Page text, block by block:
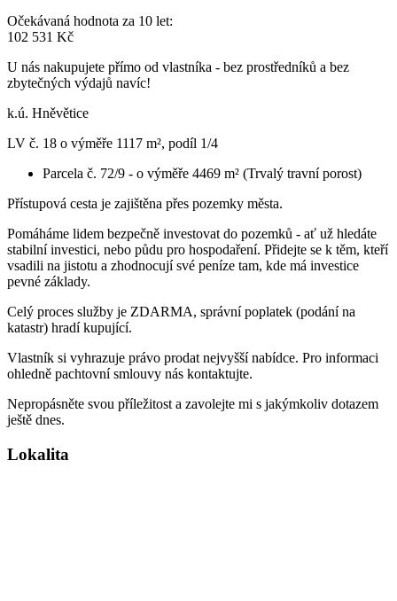
Očekávaná hodnota za 10 let:
102 531 Kč
U nás nakupujete přímo od vlastníka - bez prostředníků a bez
zbytečných výdajů navíc!
k.ú. Hněvětice
LV č. 18 o výměře 1117 m², podíl 1/4
Parcela č. 72/9 - o výměře 4469 m² (Trvalý travní porost)
Přístupová cesta je zajištěna přes pozemky města.
Pomáháme lidem bezpečně investovat do pozemků - ať už hledáte
stabilní investici, nebo půdu pro hospodaření. Přidejte se k těm, kteří
vsadili na jistotu a zhodnocují své peníze tam, kde má investice
pevné základy.
Celý proces služby je ZDARMA, správní poplatek (podání na
katastr) hradí kupující.
Vlastník si vyhrazuje právo prodat nejvyšší nabídce. Pro informaci
ohledně pachtovní smlouvy nás kontaktujte.
Nepropásněte svou příležitost a zavolejte mi s jakýmkoliv dotazem
ještě dnes.
Lokalita